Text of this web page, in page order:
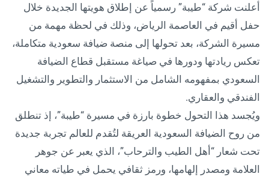
أعلنت شركة “طيبة” رسمياً عن إطلاق هويتها الجديدة خلال
حفل أقيم في العاصمة الرياض، وذلك في لحظة مهمة من
مسيرة الشركة، بعد تحولها إلى منصة ضيافة سعودية متكاملة،
تعكس ريادتها ودورها في صياغة مستقبل قطاع الضيافة
السعودي بمفهومه الشامل من الاستثمار والتطوير والتشغيل
الفندقي والعقاري.
ويُجسد هذا التحول خطوة بارزة في مسيرة “طيبة”، إذ تنطلق
من روح الضيافة السعودية العريقة لتُقدم للعالم تجربة جديدة
تحت شعار “أهل الطيب والترحاب”، الذي يعبر عن جوهر
العلامة ومصدر إلهامها، ورمز ثقافي يحمل في طياته معاني